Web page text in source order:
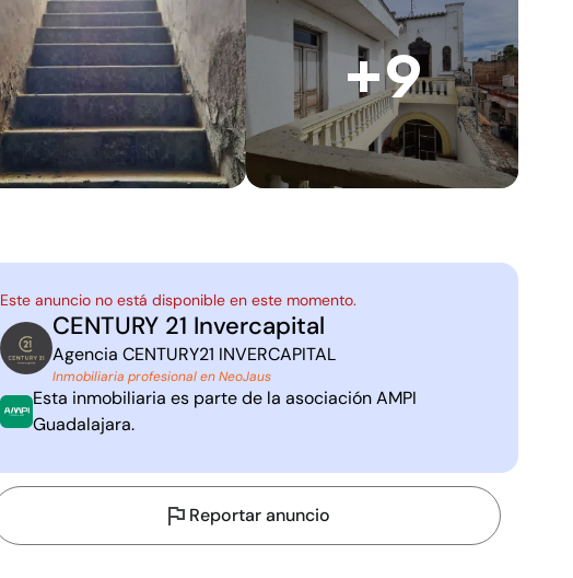
+9
Este anuncio no está disponible en este momento.
C2
CENTURY 21 Invercapital
AgenciaCENTURY21 INVERCAPITAL
Inmobiliaria profesional en NeoJaus
Esta inmobiliaria es parte de la asociaciónAMPI
Guadalajara.
Reportar anuncio